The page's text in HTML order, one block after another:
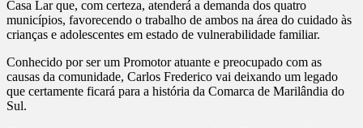
Casa Lar que, com certeza, atenderá a demanda dos quatro
municípios, favorecendo o trabalho de ambos na área do cuidado às
crianças e adolescentes em estado de vulnerabilidade familiar.
Conhecido por ser um Promotor atuante e preocupado com as
causas da comunidade, Carlos Frederico vai deixando um legado
que certamente ficará para a história da Comarca de Marilândia do
Sul.